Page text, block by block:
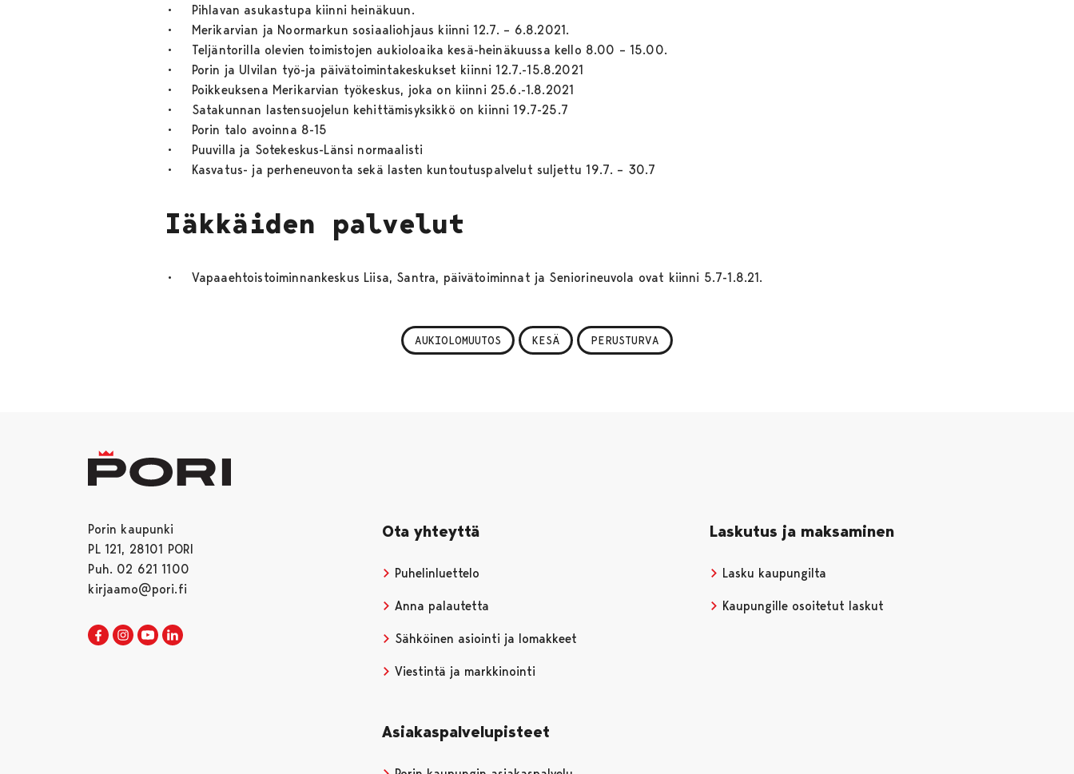
• Pihlavan asukastupa kiinni heinäkuun.
• Merikarvian ja Noormarkun sosiaaliohjaus kiinni 12.7. – 6.8.2021.
• Teljäntorilla olevien toimistojen aukioloaika kesä-heinäkuussa kello 8.00 – 15.00.
• Porin ja Ulvilan työ-ja päivätoimintakeskukset kiinni 12.7.-15.8.2021
• Poikkeuksena Merikarvian työkeskus, joka on kiinni 25.6.-1.8.2021
• Satakunnan lastensuojelun kehittämisyksikkö on kiinni 19.7-25.7
• Porin talo avoinna 8-15
• Puuvilla ja Sotekeskus-Länsi normaalisti
• Kasvatus- ja perheneuvonta sekä lasten kuntoutuspalvelut suljettu 19.7. – 30.7
Iäkkäiden palvelut
• Vapaaehtoistoiminnankeskus Liisa, Santra, päivätoiminnat ja Seniorineuvola ovat kiinni 5.7-1.8.21.
AUKIOLOMUUTOS KESÄ PERUSTURVA
Porin kaupunki
PL 121, 28101 PORI
Puh. 02 621 1100
kirjaamo@pori.fi
Porin kaupunki Facebookissa
Avautuu uudessa välilehdessä
Porin kaupunki Instagramissa
Avautuu uudessa välilehdessä
Porin kaupunki Youtubessa
Avautuu uudessa välilehdessä
Ota yhteyttä
Puhelinluettelo
Anna palautetta
Sähköinen asiointi ja lomakkeet
Viestintä ja markkinointi
Laskutus ja maksaminen
Lasku kaupungilta
Kaupungille osoitetut laskut
Asiakaspalvelupisteet